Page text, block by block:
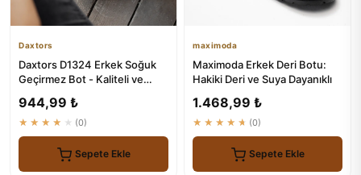
Daxtors
Daxtors D1324 Erkek Soğuk
Geçirmez Bot - Kaliteli ve
944,99 ₺
★★★★★ (0)
Sepete Ekle
maximoda
Maximoda Erkek Deri Botu:
Hakiki Deri ve Suya Dayanıklı
1.468,99 ₺
★★★★★ (0)
Sepete Ekle